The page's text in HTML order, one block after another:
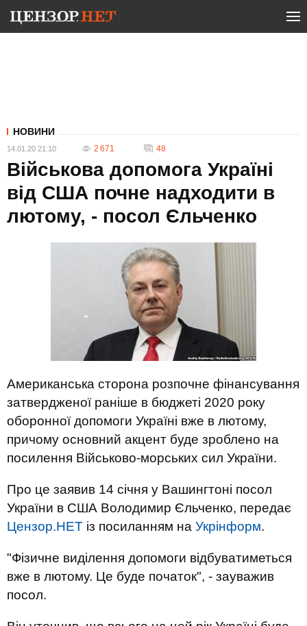
НОВИНИ
14.01.20 21:10 2 671 48
Військова допомога Україні
від США почне надходити в
лютому, - посол Єльченко
Американська сторона розпочне фінансування
затвердженої раніше в бюджеті 2020 року
оборонної допомоги Україні вже в лютому,
причому основний акцент буде зроблено на
посилення Військово-морських сил України.
Про це заявив 14 січня у Вашингтоні посол
України в США Володимир Єльченко, передає
Цензор.НЕТ із посиланням на Укрінформ.
"Фізичне виділення допомоги відбуватиметься
вже в лютому. Це буде початок", - зауважив
посол.